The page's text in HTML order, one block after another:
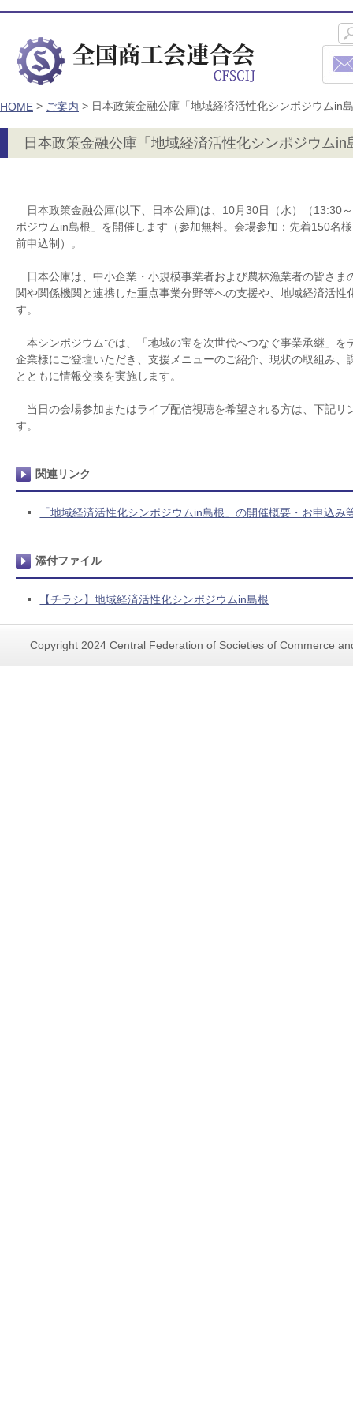
HOME > ご案内 > 日本政策金融公庫「地域経済活性化シンポジウムin
日本政策金融公庫「地域経済活性化シンポジウムin
日本政策金融公庫(以下、日本公庫)は、10月30日（水）（13:30
ポジウムin島根」を開催します（参加無料。会場参加：先着150名
前申込制）。
日本公庫は、中小企業・小規模事業者および農林漁業者の皆さま
関や関係機関と連携した重点事業分野等への支援や、地域経済活
す。
本シンポジウムでは、「地域の宝を次世代へつなぐ事業承継」を
企業様にご登壇いただき、支援メニューのご紹介、現状の取組み、
とともに情報交換を実施します。
当日の会場参加またはライブ配信視聴を希望される方は、下記リ
す。
関連リンク
「地域経済活性化シンポジウムin島根」の開催概要・お申込み
添付ファイル
【チラシ】地域経済活性化シンポジウムin島根
Copyright 2024 Central Federation of Societies of Commerce